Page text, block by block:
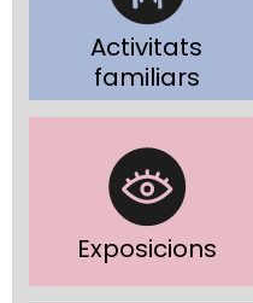
Activitats
familiars
Exposicions